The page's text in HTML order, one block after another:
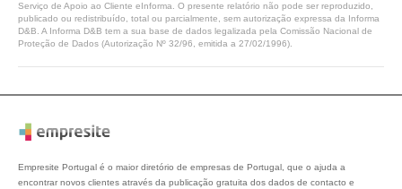
Serviço de Apoio ao Cliente eInforma. O presente relatório não pode ser reproduzido,
publicado ou redistribuído, total ou parcialmente, sem autorização expressa da Informa
D&B. A Informa D&B tem a sua base de dados legalizada pela Comissão Nacional de
Proteção de Dados (Autorização Nº 32/96, emitida a 27/02/1996).
Empresite Portugal é o maior diretório de empresas de Portugal, que o ajuda a
encontrar novos clientes através da publicação gratuita dos dados de contacto e